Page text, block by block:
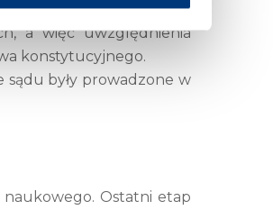
docelowego. Model
a więc uwzględnienia
konstytucyjnego.
były prowadzone w
Ostatni etap